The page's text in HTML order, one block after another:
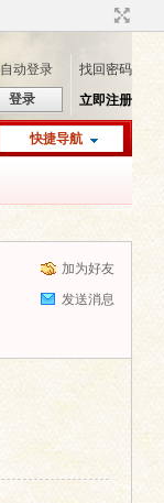
自动登录
找回密码
登录 立即注册
快捷导航
加为好友
发送消息